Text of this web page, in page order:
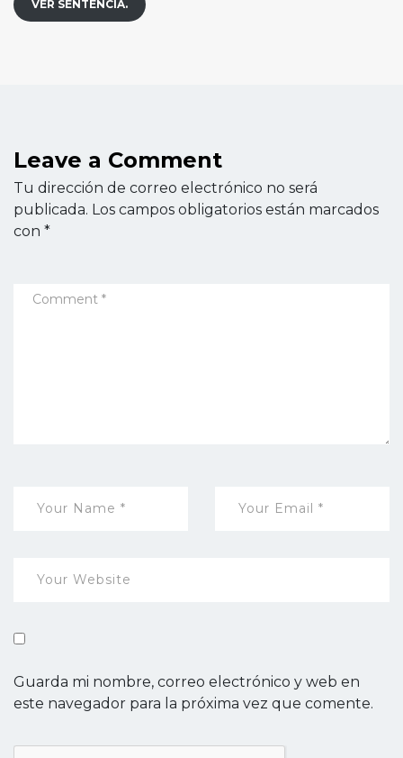
VER SENTENCIA.
Leave a Comment
Tu dirección de correo electrónico no será
publicada. Los campos obligatorios están marcados
con *
Guarda mi nombre, correo electrónico y web en
este navegador para la próxima vez que comente.